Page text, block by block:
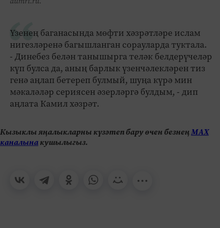
Үзенең баганасында мөфти хәзрәтләре ислам
нигезләренә багышланган сорауларда туктала.
- Динебез белән танышырга теләк белдерүчеләр
күп булса да, аның барлык үзенчәлекләрен тиз
генә аңлап бетереп булмый, шуңа күрә мин
мәкаләләр сериясен әзерләргә булдым, - дип
аңлата Камил хәзрәт.
Кызыклы яңалыкларны күзәтеп бару өчен безнеңМАХ
каналынакушылыгыз.